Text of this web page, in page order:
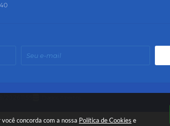
concorda com a nossa Política de Cookies e